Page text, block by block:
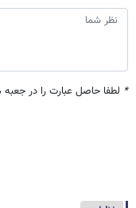
* لطفا حاصل عبارت را در جعبه